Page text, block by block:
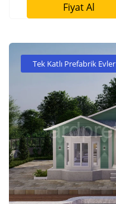
Fiyat Al
Tek Katlı Prefabrik Evler